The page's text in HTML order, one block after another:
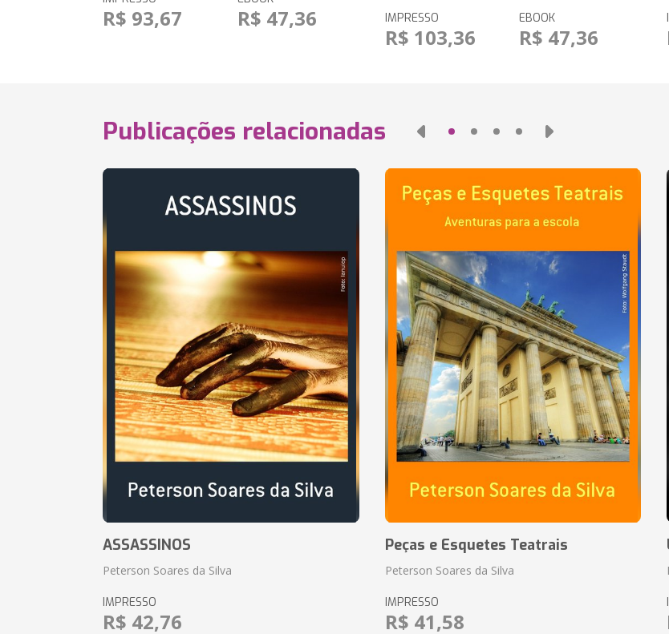
R$ 93,67 R$ 47,36 IMPRESSO
R$ 103,36
EBOOK
R$ 47,36
Publicações relacionadas
ASSASSINOS
Peterson Soares da Silva
IMPRESSO
R$ 42,76
Peças e Esquetes Teatrais
Peterson Soares da Silva
IMPRESSO
R$ 41,58